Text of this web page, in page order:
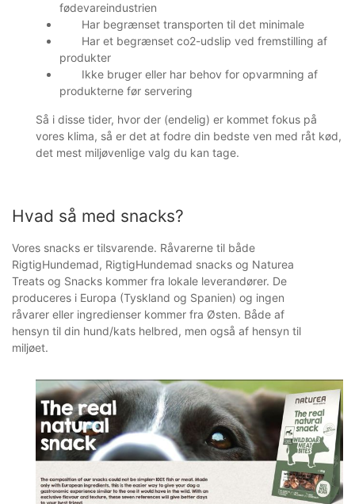
fødevareindustrien
Har begrænset transporten til det minimale
Har et begrænset co2-udslip ved fremstilling af
produkter
Ikke bruger eller har behov for opvarmning af
produkterne før servering
Så i disse tider, hvor der (endelig) er kommet fokus på
vores klima, så er det at fodre din bedste ven med råt kød,
det mest miljøvenlige valg du kan tage.
Hvad så med snacks?
Vores snacks er tilsvarende. Råvarerne til både
RigtigHundemad, RigtigHundemad snacks og Naturea
Treats og Snacks kommer fra lokale leverandører. De
produceres i Europa (Tyskland og Spanien) og ingen
råvarer eller ingredienser kommer fra Østen. Både af
hensyn til din hund/kats helbred, men også af hensyn til
miljøet.